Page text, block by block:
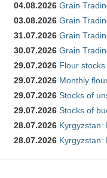
04.08.2026 Grain
03.08.2026 Grain
31.07.2026 Grain
30.07.2026 Grain
29.07.2026 Flour
29.07.2026 Monthly
29.07.2026 Stocks of
29.07.2026 Stocks of
28.07.2026 Kyrgyzstan:
28.07.2026 Kyrgyzstan: